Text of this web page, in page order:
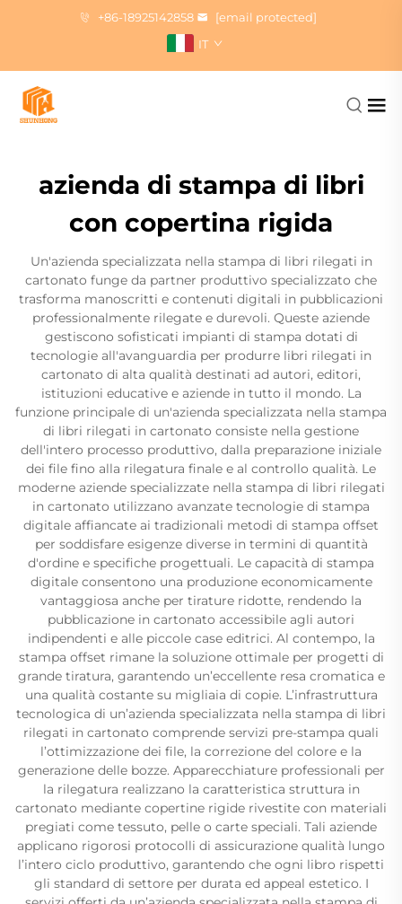
+86-18925142858
[email protected]
IT
azienda di stampa di libri
con copertina rigida
Un'azienda specializzata nella stampa di libri rilegati in
cartonato funge da partner produttivo specializzato che
trasforma manoscritti e contenuti digitali in pubblicazioni
professionalmente rilegate e durevoli. Queste aziende
gestiscono sofisticati impianti di stampa dotati di
tecnologie all'avanguardia per produrre libri rilegati in
cartonato di alta qualità destinati ad autori, editori,
istituzioni educative e aziende in tutto il mondo. La
funzione principale di un'azienda specializzata nella stampa
di libri rilegati in cartonato consiste nella gestione
dell'intero processo produttivo, dalla preparazione iniziale
dei file fino alla rilegatura finale e al controllo qualità. Le
moderne aziende specializzate nella stampa di libri rilegati
in cartonato utilizzano avanzate tecnologie di stampa
digitale affiancate ai tradizionali metodi di stampa offset
per soddisfare esigenze diverse in termini di quantità
d'ordine e specifiche progettuali. Le capacità di stampa
digitale consentono una produzione economicamente
vantaggiosa anche per tirature ridotte, rendendo la
pubblicazione in cartonato accessibile agli autori
indipendenti e alle piccole case editrici. Al contempo, la
stampa offset rimane la soluzione ottimale per progetti di
grande tiratura, garantendo un’eccellente resa cromatica e
una qualità costante su migliaia di copie. L’infrastruttura
tecnologica di un’azienda specializzata nella stampa di libri
rilegati in cartonato comprende servizi pre-stampa quali
l’ottimizzazione dei file, la correzione del colore e la
generazione delle bozze. Apparecchiature professionali per
la rilegatura realizzano la caratteristica struttura in
cartonato mediante copertine rigide rivestite con materiali
pregiati come tessuto, pelle o carte speciali. Tali aziende
applicano rigorosi protocolli di assicurazione qualità lungo
l’intero ciclo produttivo, garantendo che ogni libro rispetti
gli standard di settore per durata ed appeal estetico. I